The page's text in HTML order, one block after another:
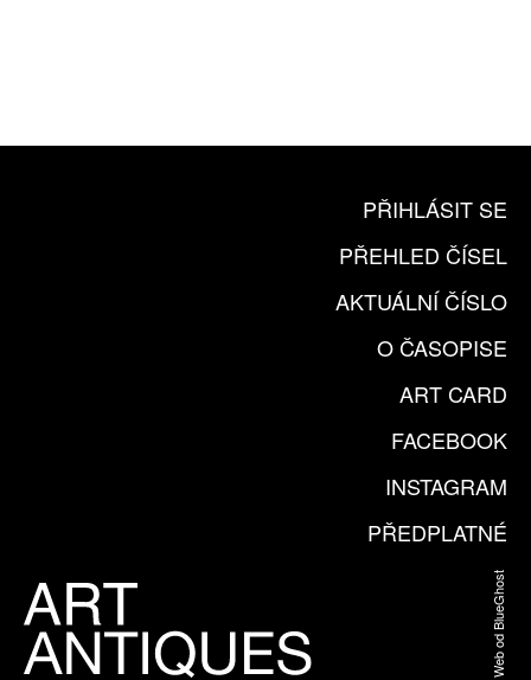
PŘIHLÁSIT SE
PŘEHLED ČÍSEL
AKTUÁLNÍ ČÍSLO
O ČASOPISE
ART CARD
FACEBOOK
INSTAGRAM
PŘEDPLATNÉ
Web od BlueGhost